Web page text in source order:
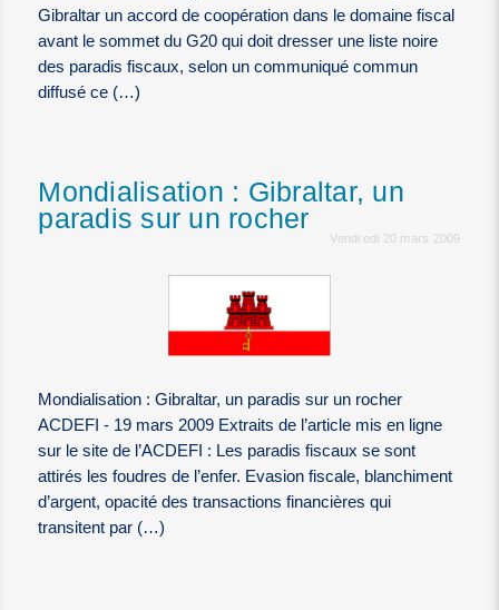
Gibraltar un accord de coopération dans le domaine fiscal
avant le sommet du G20 qui doit dresser une liste noire
des paradis fiscaux, selon un communiqué commun
diffusé ce (…)
Mondialisation : Gibraltar, un
paradis sur un rocher
Vendredi 20 mars 2009
Mondialisation : Gibraltar, un paradis sur un rocher
ACDEFI - 19 mars 2009 Extraits de l’article mis en ligne
sur le site de l’ACDEFI : Les paradis fiscaux se sont
attirés les foudres de l’enfer. Evasion fiscale, blanchiment
d’argent, opacité des transactions financières qui
transitent par (…)